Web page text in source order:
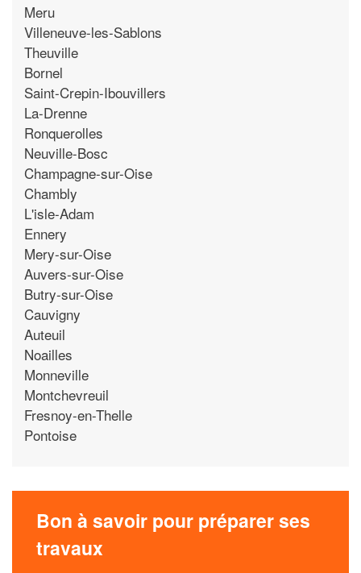
Meru
Villeneuve-les-Sablons
Theuville
Bornel
Saint-Crepin-Ibouvillers
La-Drenne
Ronquerolles
Neuville-Bosc
Champagne-sur-Oise
Chambly
L'isle-Adam
Ennery
Mery-sur-Oise
Auvers-sur-Oise
Butry-sur-Oise
Cauvigny
Auteuil
Noailles
Monneville
Montchevreuil
Fresnoy-en-Thelle
Pontoise
Bon à savoir pour préparer ses
travaux